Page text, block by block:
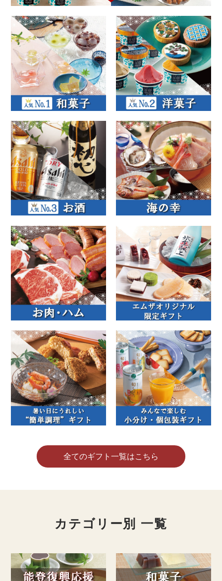
全てのギフト一覧はこちら
カテゴリー別 一覧